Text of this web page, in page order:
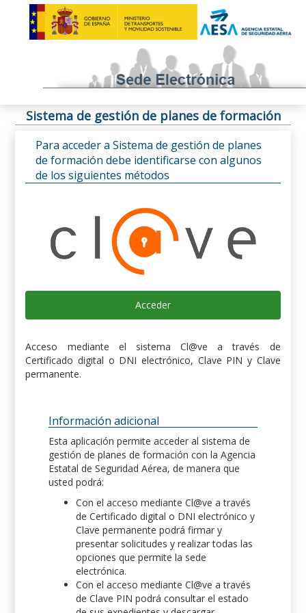
Sistema de gestión de planes de formación
Para acceder a Sistema de gestión de planes
de formación debe identificarse con algunos
de los siguientes métodos
Acceder
Acceso mediante el sistema Cl@ve a través de
Certificado digital o DNI electrónico, Clave PIN y Clave
permanente.
Información adicional
Esta aplicación permite acceder al sistema de
gestión de planes de formación con la Agencia
Estatal de Seguridad Aérea, de manera que
usted podrá:
Con el acceso mediante Cl@ve a través
de Certificado digital o DNI electrónico y
Clave permanente podrá firmar y
presentar solicitudes y realizar todas las
opciones que permite la sede
electrónica.
Con el acceso mediante Cl@ve a través
de Clave PIN podrá consultar el estado